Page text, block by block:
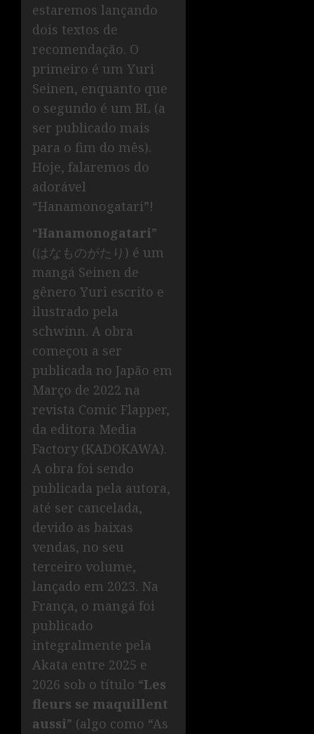
estaremos lançando
dois textos de
recomendação. O
primeiro é um Yuri
Seinen, enquanto que
o segundo é um BL (a
ser publicado mais
para o fim do mês).
Hoje, falaremos do
adorável
“Hanamonogatari”!
“Hanamonogatari”
(はなものがたり) é um
mangá Seinen de
gênero Yuri escrito e
ilustrado pela
schwinn. A obra
começou a ser
publicada no Japão em
Março de 2022 na
revista Comic Flapper,
da editora Media
Factory (KADOKAWA).
A obra foi sendo
publicada pela autora,
até ser cancelada,
devido as baixas
vendas, no seu
terceiro volume,
lançado em 2023. Na
França, o mangá foi
publicado
integralmente pela
Akata entre 2025 e
2026 sob o título “Les
fleurs se maquillent
aussi” (algo como “As